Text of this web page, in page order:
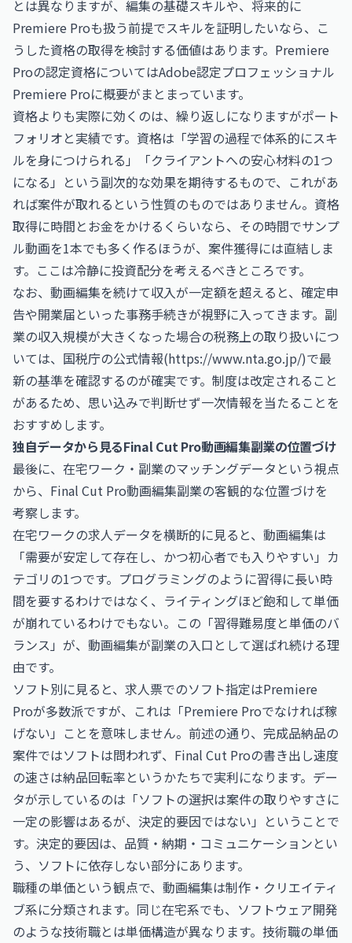
とは異なりますが、編集の基礎スキルや、将来的に
Premiere Proも扱う前提でスキルを証明したいなら、こ
うした資格の取得を検討する価値はあります。Premiere
Proの認定資格についてはAdobe認定プロフェッショナル
Premiere Proに概要がまとまっています。
資格よりも実際に効くのは、繰り返しになりますがポート
フォリオと実績です。資格は「学習の過程で体系的にスキ
ルを身につけられる」「クライアントへの安心材料の1つ
になる」という副次的な効果を期待するもので、これがあ
れば案件が取れるという性質のものではありません。資格
取得に時間とお金をかけるくらいなら、その時間でサンプ
ル動画を1本でも多く作るほうが、案件獲得には直結しま
す。ここは冷静に投資配分を考えるべきところです。
なお、動画編集を続けて収入が一定額を超えると、確定申
告や開業届といった事務手続きが視野に入ってきます。副
業の収入規模が大きくなった場合の税務上の取り扱いにつ
いては、国税庁の公式情報(https://www.nta.go.jp/)で最
新の基準を確認するのが確実です。制度は改定されること
があるため、思い込みで判断せず一次情報を当たることを
おすすめします。
独自データから見るFinal Cut Pro動画編集副業の位置づけ
最後に、在宅ワーク・副業のマッチングデータという視点
から、Final Cut Pro動画編集副業の客観的な位置づけを
考察します。
在宅ワークの求人データを横断的に見ると、動画編集は
「需要が安定して存在し、かつ初心者でも入りやすい」カ
テゴリの1つです。プログラミングのように習得に長い時
間を要するわけではなく、ライティングほど飽和して単価
が崩れているわけでもない。この「習得難易度と単価のバ
ランス」が、動画編集が副業の入口として選ばれ続ける理
由です。
ソフト別に見ると、求人票でのソフト指定はPremiere
Proが多数派ですが、これは「Premiere Proでなければ稼
げない」ことを意味しません。前述の通り、完成品納品の
案件ではソフトは問われず、Final Cut Proの書き出し速度
の速さは納品回転率というかたちで実利になります。デー
タが示しているのは「ソフトの選択は案件の取りやすさに
一定の影響はあるが、決定的要因ではない」ということで
す。決定的要因は、品質・納期・コミュニケーションとい
う、ソフトに依存しない部分にあります。
職種の単価という観点で、動画編集は制作・クリエイティ
ブ系に分類されます。同じ在宅系でも、ソフトウェア開発
のような技術職とは単価構造が異なります。技術職の単価